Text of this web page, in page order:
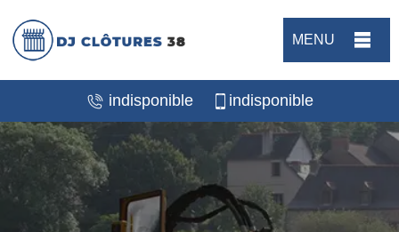
MENU
indisponible indisponible